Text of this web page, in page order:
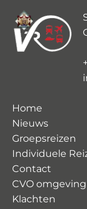
Home
Nieuws
Groepsreizen
Individuele
Contact
CVO omgeving
Klachten